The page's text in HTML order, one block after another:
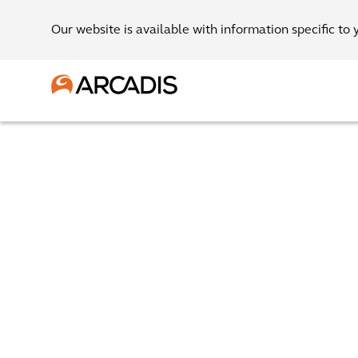
Our website is available with information specific to